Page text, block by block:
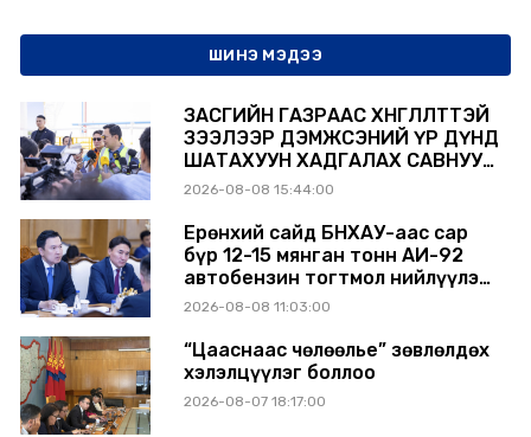
ШИНЭ МЭДЭЭ
ЗАСГИЙН ГАЗРААС ХӨНГӨЛӨЛТТЭЙ
ЗЭЭЛЭЭР ДЭМЖСЭНИЙ ҮР ДҮНД
ШАТАХУУН ХАДГАЛАХ САВНУУД
ЭХНЭЭСЭЭ АШИГЛАЛТАД ОРЖ
2026-08-08 15:44:00
Ерөнхий сайд БНХАУ-аас сар
бүр 12-15 мянган тонн АИ-92
автобензин тогтмол нийлүүлэх
хүсэлт тавилаа
2026-08-08 11:03:00
“Цааснаас чөлөөлье” зөвлөлдөх
хэлэлцүүлэг боллоо
2026-08-07 18:17:00